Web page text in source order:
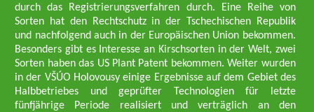
durch das Registrierungsverfahren durch. Eine Reihe von
Sorten hat den Rechtschutz in der Tschechischen Republik
und nachfolgend auch in der Europäischen Union bekommen.
Besonders gibt es Interesse an Kirschsorten in der Welt, zwei
Sorten haben das US Plant Patent bekommen. Weiter wurden
in der VŠÚO Holovousy einige Ergebnisse auf dem Gebiet des
Halbbetriebes und geprüfter Technologien für letzte
fünfjährige Periode realisiert und verträglich an den